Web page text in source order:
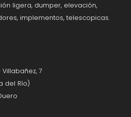
ligera, dumper, elevación,
implementos, telescopicas.
7
del Río)